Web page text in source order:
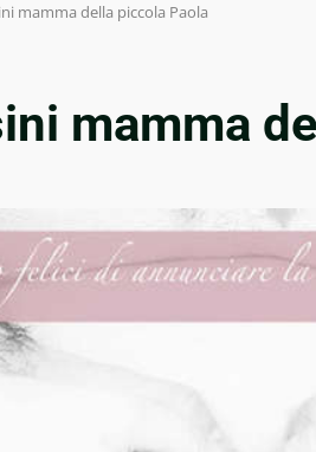
mamma della piccola Paola
mamma